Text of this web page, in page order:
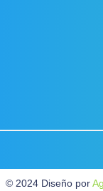
© 2024 Diseño por